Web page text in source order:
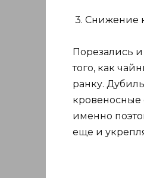
3. Снижение
Порезались
того, как
ранку.
кровеносные
именно
еще и